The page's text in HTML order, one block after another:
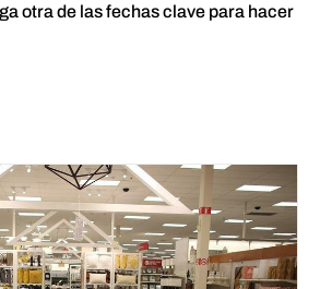
otra de las fechas clave para hacer